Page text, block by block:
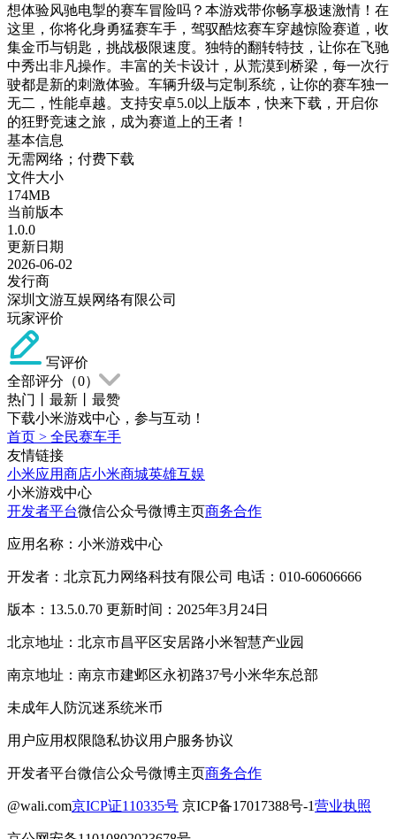
想体验风驰电掣的赛车冒险吗？本游戏带你畅享极速激情！在
这里，你将化身勇猛赛车手，驾驭酷炫赛车穿越惊险赛道，收
集金币与钥匙，挑战极限速度。独特的翻转特技，让你在飞驰
中秀出非凡操作。丰富的关卡设计，从荒漠到桥梁，每一次行
驶都是新的刺激体验。车辆升级与定制系统，让你的赛车独一
无二，性能卓越。支持安卓5.0以上版本，快来下载，开启你
的狂野竞速之旅，成为赛道上的王者！
基本信息
无需网络；付费下载
文件大小
174MB
当前版本
1.0.0
更新日期
2026-06-02
发行商
深圳文游互娱网络有限公司
玩家评价
写评价
全部评分（0）
热门
最新
最赞
下载小米游戏中心，参与互动！
首页 > 全民赛车手
友情链接
小米应用商店小米商城英雄互娱
小米游戏中心
开发者平台微信公众号微博主页商务合作
应用名称：小米游戏中心
开发者：北京瓦力网络科技有限公司 电话：010-60606666
版本：13.5.0.70 更新时间：2025年3月24日
北京地址：北京市昌平区安居路小米智慧产业园
南京地址：南京市建邺区永初路37号小米华东总部
未成年人防沉迷系统米币
用户应用权限隐私协议用户服务协议
开发者平台微信公众号微博主页商务合作
@wali.com京ICP证110335号 京ICP备17017388号-1营业执照